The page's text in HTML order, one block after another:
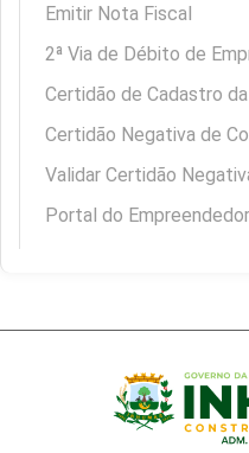
Emitir Nota Fiscal
2ª Via de Débito de
Certidão de Cadastro
Certidão Negativa de
Validar Certidão
Portal do Empreendedor